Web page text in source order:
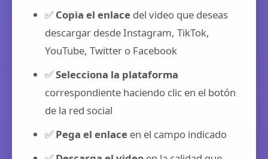
✅ Copia el enlace del video que deseas
descargar desde Instagram, TikTok,
YouTube, Twitter o Facebook
✅Selecciona la plataforma
correspondiente haciendo clic en el botón
de la red social
✅ Pega el enlace en el campo indicado